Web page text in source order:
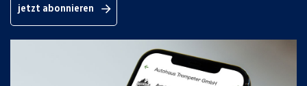
jetzt abonnieren